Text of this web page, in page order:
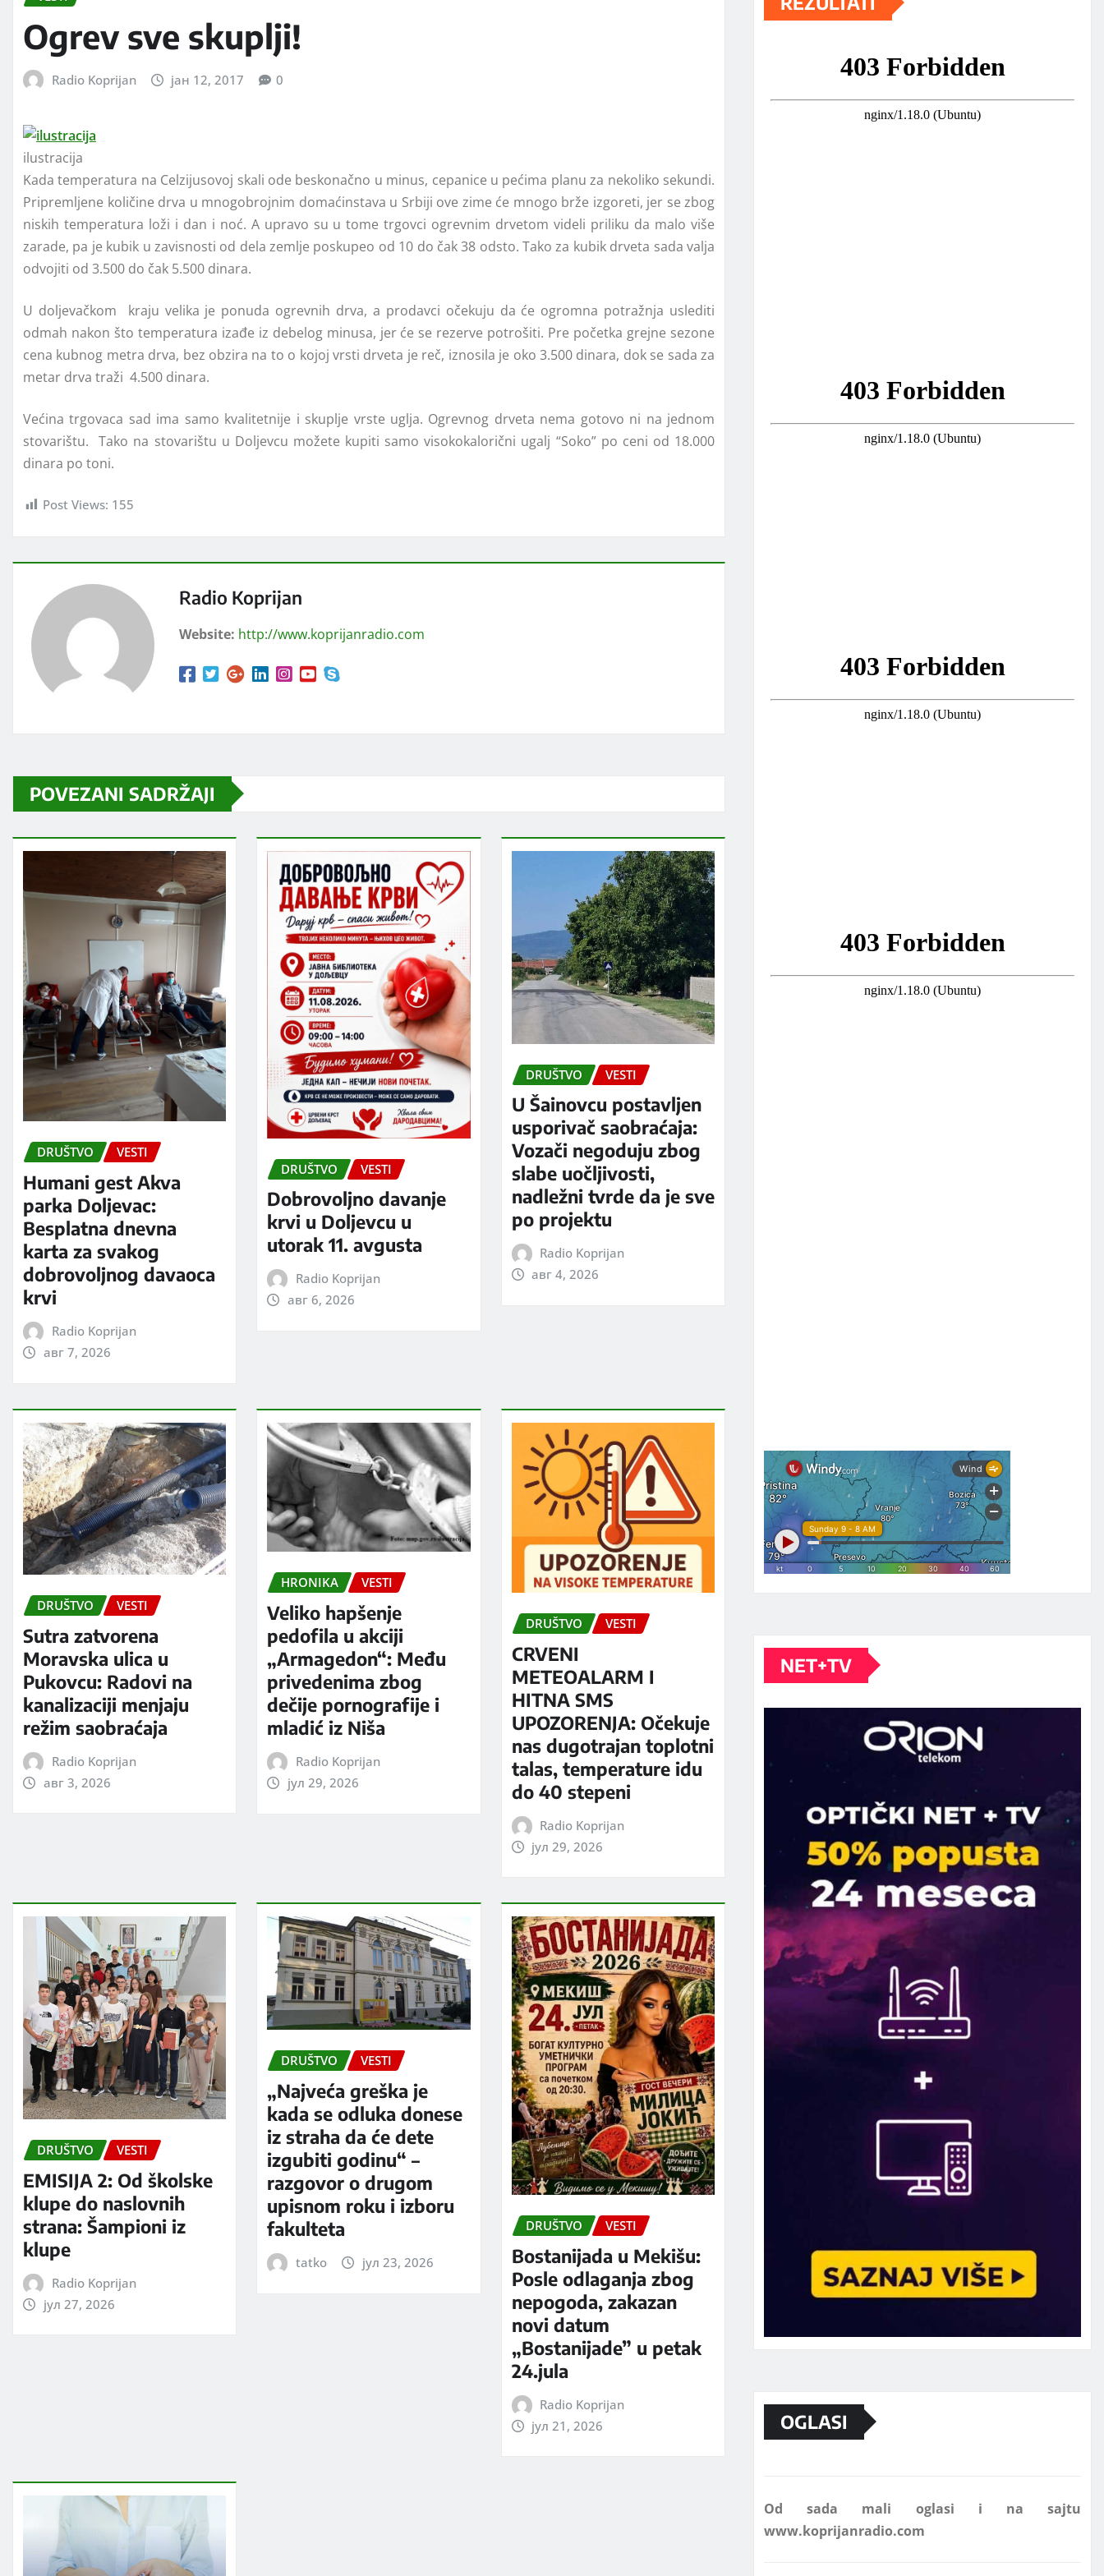
Ogrev sve skuplji!
Radio Koprijan јан 12, 2017 0
ilustracija
Kada temperatura na Celzijusovoj skali ode beskonačno u minus, cepanice u pećima planu za nekoliko sekundi.
Pripremljene količine drva u mnogobrojnim domaćinstava u Srbiji ove zime će mnogo brže izgoreti, jer se zbog
niskih temperatura loži i dan i noć. A upravo su u tome trgovci ogrevnim drvetom videli priliku da malo više
zarade, pa je kubik u zavisnosti od dela zemlje poskupeo od 10 do čak 38 odsto. Tako za kubik drveta sada valja
odvojiti od 3.500 do čak 5.500 dinara.
U doljevačkom kraju velika je ponuda ogrevnih drva, a prodavci očekuju da će ogromna potražnja uslediti
odmah nakon što temperatura izađe iz debelog minusa, jer će se rezerve potrošiti. Pre početka grejne sezone
cena kubnog metra drva, bez obzira na to o kojoj vrsti drveta je reč, iznosila je oko 3.500 dinara, dok se sada za
metar drva traži 4.500 dinara.
Većina trgovaca sad ima samo kvalitetnije i skuplje vrste uglja. Ogrevnog drveta nema gotovo ni na jednom
stovarištu. Tako na stovarištu u Doljevcu možete kupiti samo visokokalorični ugalj “Soko” po ceni od 18.000
dinara po toni.
Post Views: 155
Radio Koprijan
Website: http://www.koprijanradio.com
POVEZANI SADRŽAJI
DRUŠTVO VESTI
Humani gest Akva
parka Doljevac:
Besplatna dnevna
karta za svakog
dobrovoljnog davaoca
krvi
Radio Koprijan
авг 7, 2026
DRUŠTVO VESTI
Dobrovoljno davanje
krvi u Doljevcu u
utorak 11. avgusta
Radio Koprijan
авг 6, 2026
DRUŠTVO VESTI
U Šainovcu postavljen
usporivač saobraćaja:
Vozači negoduju zbog
slabe uočljivosti,
nadležni tvrde da je sve
po projektu
Radio Koprijan
авг 4, 2026
DRUŠTVO VESTI
Sutra zatvorena
Moravska ulica u
Pukovcu: Radovi na
kanalizaciji menjaju
režim saobraćaja
Radio Koprijan
авг 3, 2026
HRONIKA VESTI
Veliko hapšenje
pedofila u akciji
„Armagedon“: Među
privedenima zbog
dečije pornografije i
mladić iz Niša
Radio Koprijan
јул 29, 2026
DRUŠTVO VESTI
CRVENI
METEOALARM I
HITNA SMS
UPOZORENJA: Očekuje
nas dugotrajan toplotni
talas, temperature idu
do 40 stepeni
Radio Koprijan
јул 29, 2026
DRUŠTVO VESTI
EMISIJA 2: Od školske
klupe do naslovnih
strana: Šampioni iz
klupe
Radio Koprijan
јул 27, 2026
DRUŠTVO VESTI
„Najveća greška je
kada se odluka donese
iz straha da će dete
izgubiti godinu“ –
razgovor o drugom
upisnom roku i izboru
fakulteta
tatko јул 23, 2026
DRUŠTVO VESTI
Bostanijada u Mekišu:
Posle odlaganja zbog
nepogoda, zakazan
novi datum
„Bostanijade” u petak
24.jula
Radio Koprijan
јул 21, 2026
NET+TV
OGLASI
Marketing telefon 062 463 002
www.koprijanradio.com